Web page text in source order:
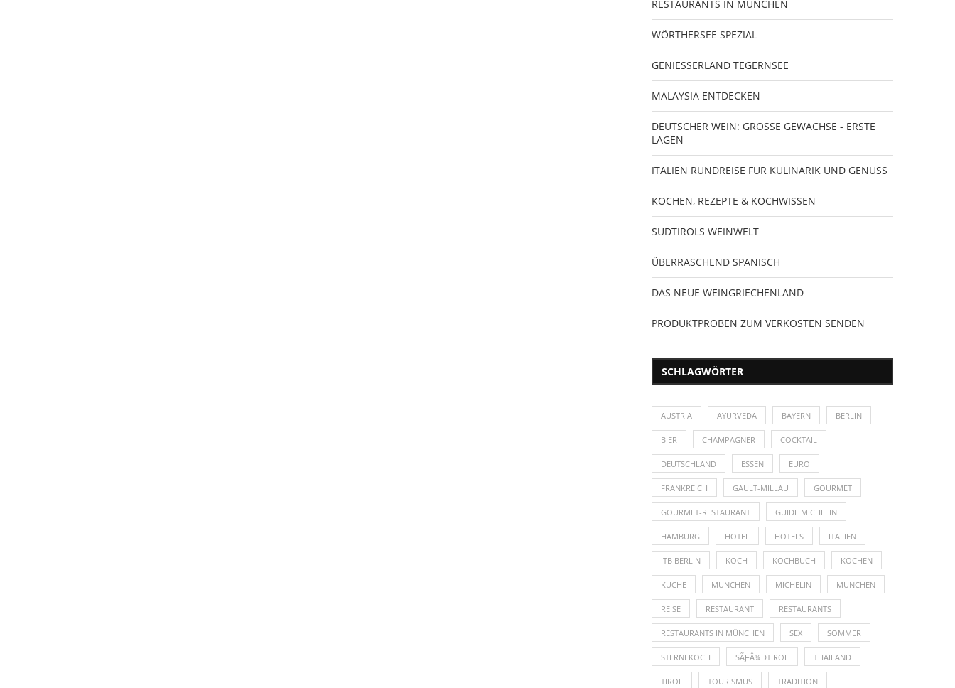
RESTAURANTS IN MÜNCHEN
WÖRTHERSEE SPEZIAL
GENIESSERLAND TEGERNSEE
MALAYSIA ENTDECKEN
DEUTSCHER WEIN: GROSSE GEWÄCHSE - ERSTE
LAGEN
ITALIEN RUNDREISE FÜR KULINARIK UND GENUSS
KOCHEN, REZEPTE & KOCHWISSEN
SÜDTIROLS WEINWELT
ÜBERRASCHEND SPANISCH
DAS NEUE WEINGRIECHENLAND
PRODUKTPROBEN ZUM VERKOSTEN SENDEN
SCHLAGWÖRTER
AUSTRIA AYURVEDA BAYERN BERLIN
BIER CHAMPAGNER COCKTAIL
DEUTSCHLAND ESSEN EURO
FRANKREICH GAULT-MILLAU GOURMET
GOURMET-RESTAURANT GUIDE MICHELIN
HAMBURG HOTEL HOTELS ITALIEN
ITB BERLIN KOCH KOCHBUCH KOCHEN
KÜCHE MÜNCHEN MICHELIN MÜNCHEN
REISE RESTAURANT RESTAURANTS
RESTAURANTS IN MÜNCHEN SEX SOMMER
STERNEKOCH SÃƑÂ¼DTIROL THAILAND
TIROL TOURISMUS TRADITION